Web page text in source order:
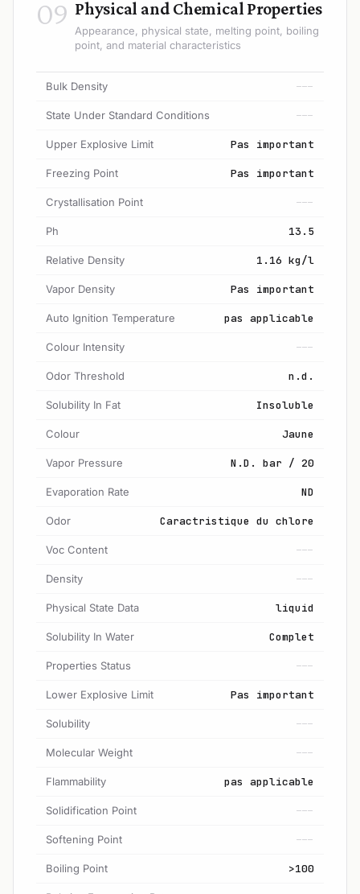
09 Physical and Chemical Properties
Appearance, physical state, melting point, boiling
point, and material characteristics
Bulk Density ---
State Under Standard Conditions ---
Upper Explosive Limit Pas important
Freezing Point Pas important
Crystallisation Point ---
Ph 13.5
Relative Density 1.16 kg/l
Vapor Density Pas important
Auto Ignition Temperature pas applicable
Colour Intensity ---
Odor Threshold n.d.
Solubility In Fat Insoluble
Colour Jaune
Vapor Pressure N.D. bar / 20
Evaporation Rate ND
Odor Caractristique du chlore
Voc Content ---
Density ---
Physical State Data liquid
Solubility In Water Complet
Properties Status ---
Lower Explosive Limit Pas important
Solubility ---
Molecular Weight ---
Flammability pas applicable
Solidification Point ---
Softening Point ---
Boiling Point >100